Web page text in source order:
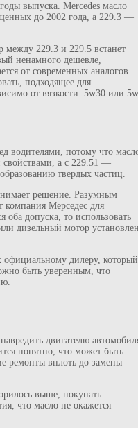
выпуска. Mercedes масло
до 2002 года, а 229.3 —
между 229.3 и 229.5 встанет
ненамного дешевле,
от современных аналогов.
подходящее для
от вязкости: 5w30 или
водителями, потому что
а с 229.51 —
твердых частиц.
решение. Разумным
компания Мерседес для
оба допуска, то использовать
дизельный мотор
дилеру, который
быть уверенным, что
двигателю
понятно, что может быть
ремонты вплоть до замены
выше, покупать
что масло не окажется